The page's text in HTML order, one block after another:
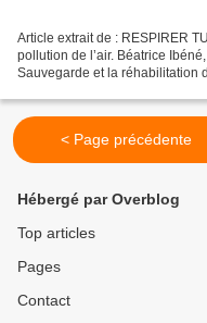
Article extrait de : RESPIRER
pollution de l’air. Béatrice
Sauvegarde et la réhabilitation
< Page précédente
Hébergé par Overblog
Top articles
Pages
Contact